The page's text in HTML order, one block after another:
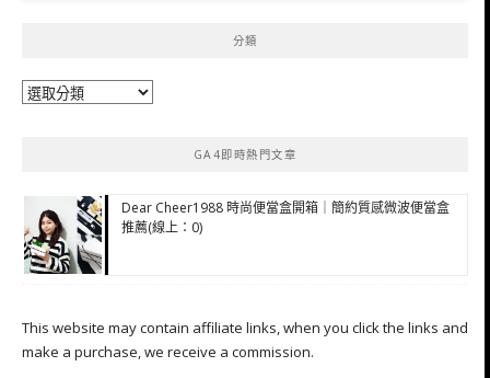
分類
分
GA4即時熱門文章
Dear Cheer1988 時尚便當盒開箱｜簡約質感微波便當盒
推薦(線上：0)
This website may contain affiliate links, when you click the links and
make a purchase, we receive a commission.